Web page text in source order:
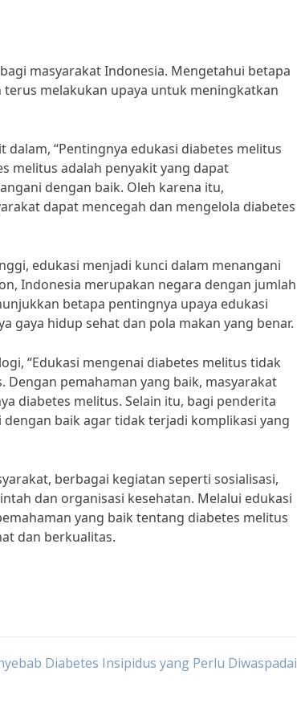
masyarakat Indonesia. Mengetahui betapa
melakukan upaya untuk meningkatkan
“Pentingnya edukasi diabetes melitus
melitus adalah penyakit yang dapat
dengan baik. Oleh karena itu,
dapat mencegah dan mengelola diabetes
edukasi menjadi kunci dalam menangani
Indonesia merupakan negara dengan jumlah
betapa pentingnya upaya edukasi
gaya hidup sehat dan pola makan yang benar.
“Edukasi mengenai diabetes melitus tidak
pemahaman yang baik, masyarakat
diabetes melitus. Selain itu, bagi penderita
baik agar tidak terjadi komplikasi yang
berbagai kegiatan seperti sosialisasi,
dan organisasi kesehatan. Melalui edukasi
yang baik tentang diabetes melitus
dan berkualitas.
Diabetes Insipidus yang Perlu Diwaspadai